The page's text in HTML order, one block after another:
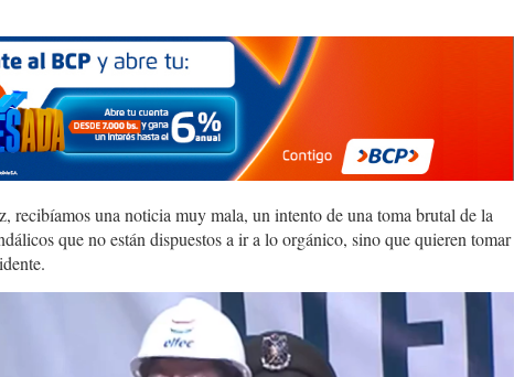
recibíamos una noticia muy mala, un intento de una toma brutal de la
que no están dispuestos a ir a lo orgánico, sino que quieren tomar